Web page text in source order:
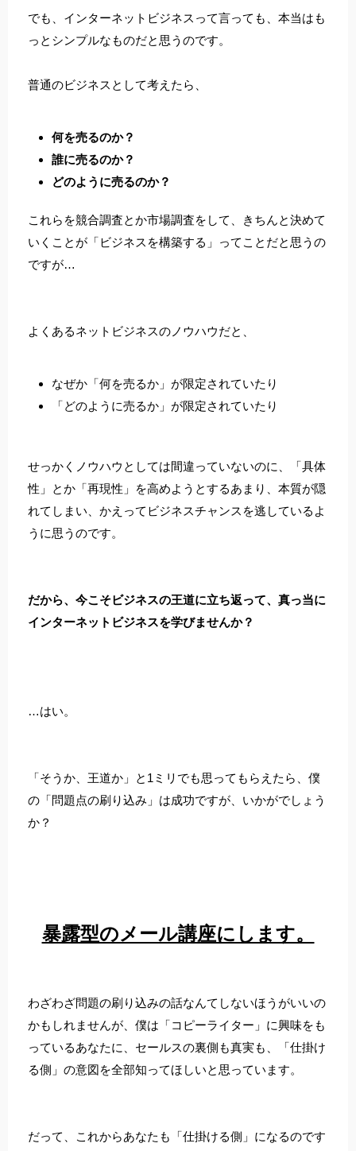
でも、インターネットビジネスって言っても、本当はも
っとシンプルなものだと思うのです。
普通のビジネスとして考えたら、
何を売るのか？
誰に売るのか？
どのように売るのか？
これらを競合調査とか市場調査をして、きちんと決めて
いくことが「ビジネスを構築する」ってことだと思うの
ですが…
よくあるネットビジネスのノウハウだと、
なぜか「何を売るか」が限定されていたり
「どのように売るか」が限定されていたり
せっかくノウハウとしては間違っていないのに、「具体
性」とか「再現性」を高めようとするあまり、本質が隠
れてしまい、かえってビジネスチャンスを逃しているよ
うに思うのです。
だから、今こそビジネスの王道に立ち返って、真っ当に
インターネットビジネスを学びませんか？
…はい。
「そうか、王道か」と1ミリでも思ってもらえたら、僕
の「問題点の刷り込み」は成功ですが、いかがでしょう
か？
暴露型のメール講座にします。
わざわざ問題の刷り込みの話なんてしないほうがいいの
かもしれませんが、僕は「コピーライター」に興味をも
っているあなたに、セールスの裏側も真実も、「仕掛け
る側」の意図を全部知ってほしいと思っています。
だって、これからあなたも「仕掛ける側」になるのです